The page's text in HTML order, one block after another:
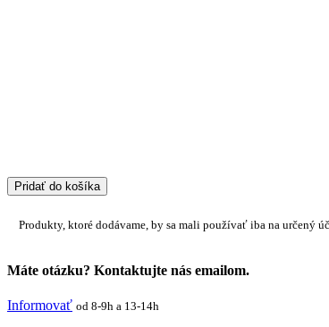
Pridať do košíka
Produkty, ktoré dodávame, by sa mali používať iba na určený
Máte otázku? Kontaktujte nás emailom.
Informovať od 8-9h a 13-14h